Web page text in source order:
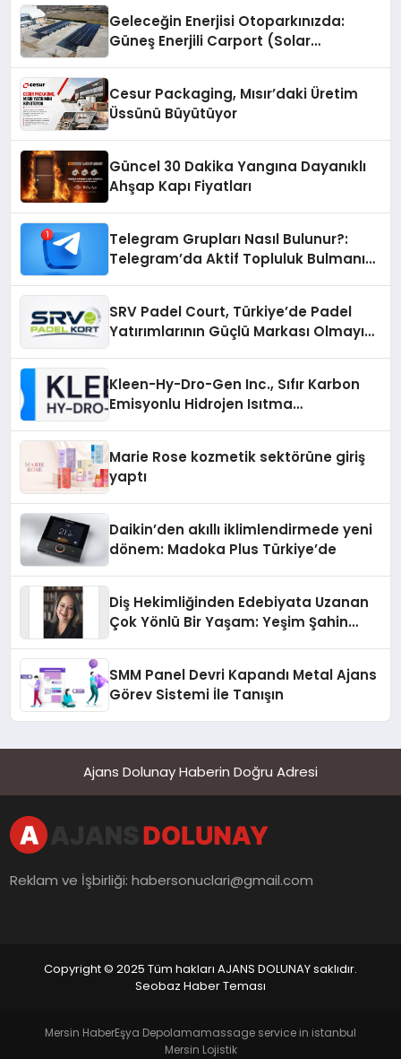
Geleceğin Enerjisi Otoparkınızda:
Güneş Enerjili Carport (Solar
Cesur Packaging, Mısır’daki Üretim
Üssünü Büyütüyor
Güncel 30 Dakika Yangına Dayanıklı
Ahşap Kapı Fiyatları
Telegram Grupları Nasıl Bulunur?:
Telegram’da Aktif Topluluk Bulmanın
SRV Padel Court, Türkiye’de Padel
Yatırımlarının Güçlü Markası Olmayı
Kleen-Hy-Dro-Gen Inc., Sıfır Karbon
Emisyonlu Hidrojen Isıtma
Marie Rose kozmetik sektörüne giriş
yaptı
Daikin’den akıllı iklimlendirmede yeni
dönem: Madoka Plus Türkiye’de
Diş Hekimliğinden Edebiyata Uzanan
Çok Yönlü Bir Yaşam: Yeşim Şahin
SMM Panel Devri Kapandı Metal Ajans
Görev Sistemi İle Tanışın
Ajans Dolunay Haberin Doğru Adresi
Reklam ve İşbirliği:habersonuclari@gmail.com
Copyright © 2025 Tüm hakları AJANS DOLUNAY saklıdır.
Seobaz Haber Teması
Mersin HaberEşya Depolamamassage service in istanbul
Mersin Lojistik